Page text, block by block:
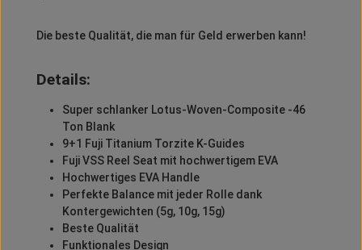
Die beste Qualität, die man für Geld erwerben kann!
Details:
Super schlanker Lotus-Woven-Composite -46
Ton Blank
9+1 Fuji Titanium Torzite K-Guides
Fuji VSS Reel Seat mit hochwertigem EVA
Hochwertiges EVA Handle
Perfekte Balance mit jeder Rolle dank
Kontergewichten (5g, 10g, 15g)
Beste Qualität
Funktionales Design